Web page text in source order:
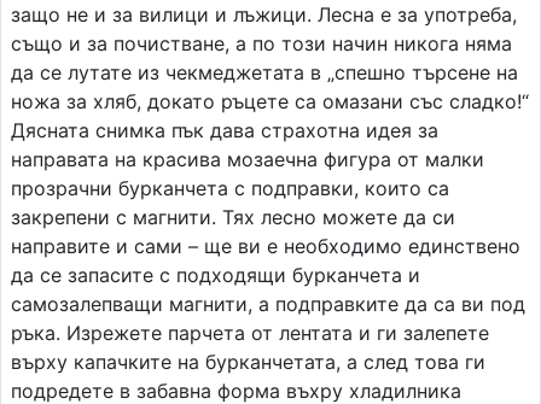
защо не и за вилици и лъжици. Лесна е за употреба,
също и за почистване, а по този начин никога няма
да се лутате из чекмеджетата в „спешно търсене на
ножа за хляб, докато ръцете са омазани със сладко!“
Дясната снимка пък дава страхотна идея за
направата на красива мозаечна фигура от малки
прозрачни бурканчета с подправки, които са
закрепени с магнити. Тях лесно можете да си
направите и сами – ще ви е необходимо единствено
да се запасите с подходящи бурканчета и
самозалепващи магнити, а подправките да са ви под
ръка. Изрежете парчета от лентата и ги залепете
върху капачките на бурканчетата, а след това ги
подредете в забавна форма въхру хладилника